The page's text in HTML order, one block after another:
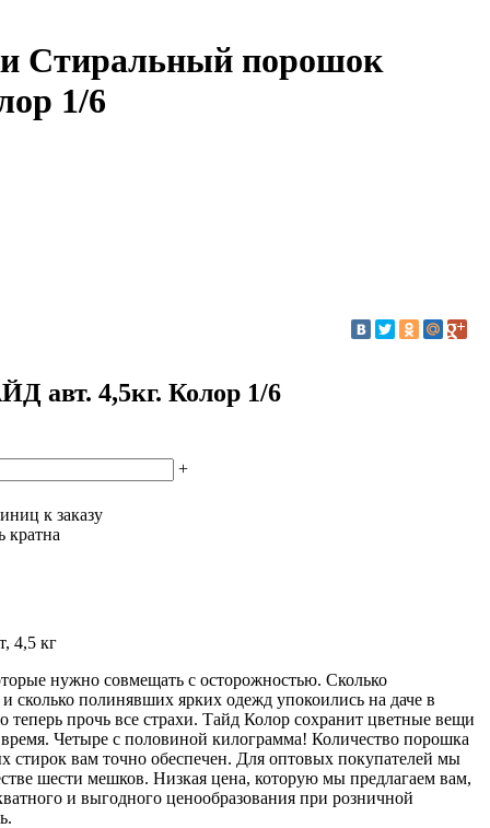
Стиральный порошок
1/6
авт. 4,5кг. Колор 1/6
+
к заказу
кратна
4,5 кг
нужно совмещать с осторожностью. Сколько
полинявших ярких одежд упокоились на даче в
прочь все страхи. Тайд Колор сохранит цветные вещи
Четыре с половиной килограмма! Количество порошка
стирок вам точно обеспечен. Для оптовых покупателей мы
шести мешков. Низкая цена, которую мы предлагаем вам,
и выгодного ценообразования при розничной